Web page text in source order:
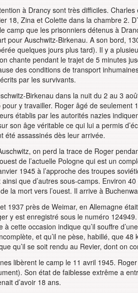
à Drancy sont très difficiles.
18, Zina et Colette dans la chambre 2.
camp que les prisonniers détenus à
pour Auschwitz-Birkenau. A son bord,
quelques jours plus tard). Il y a
chante pendant le trajet de 5 minutes
des conditions de transport
par les survivants.
Birkenau dans la nuit du 2 au 3
y travailler. Roger âgé de seulement
établis par les autorités nazies
son âge véritable ce qui lui a permis
été assassinés dès leur arrivée.
on perd la trace de Roger
de l’actuelle Pologne qui est un
1945 à l’approche des troupes
ainsi que d’autres sous-camps. Environ
la mort vers l’ouest. Il arrive à
1937 près de Weimar, en Allemagne
y est enregistré sous le numéro
à cette occasion indique qu’il souffre
et qu’il ne pèse, habillé, que
qu’il se soit rendu au Revier, dont on
libèrent le camp le 11 avril 1945.
Son état de faiblesse extrême a
d’avoir 18 ans.